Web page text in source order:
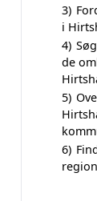
3)
i
4)
de
5)
6)